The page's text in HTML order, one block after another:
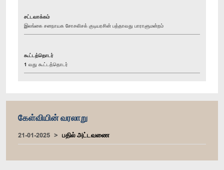
சட்டவாக்கம்
இலங்கை சனநாயக சோசலிசக் குடியரசின் பத்தாவது பாராளுமன்றம்
கூட்டத்தொடர்
1 வது கூட்டத்தொடர்
கேள்வியின் வரலாறு
21-01-2025 பதில் அட்டவணை